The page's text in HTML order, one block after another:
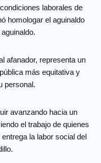
laborales de
homologar el aguinaldo
afanador, representa un
más equitativa y
personal.
avanzando hacia un
el trabajo de quienes
la labor social del